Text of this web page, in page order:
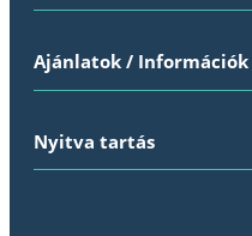
Ajánlatok / Információk
Nyitva tartás